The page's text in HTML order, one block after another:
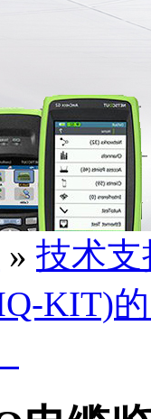
» 技术支
KIT)